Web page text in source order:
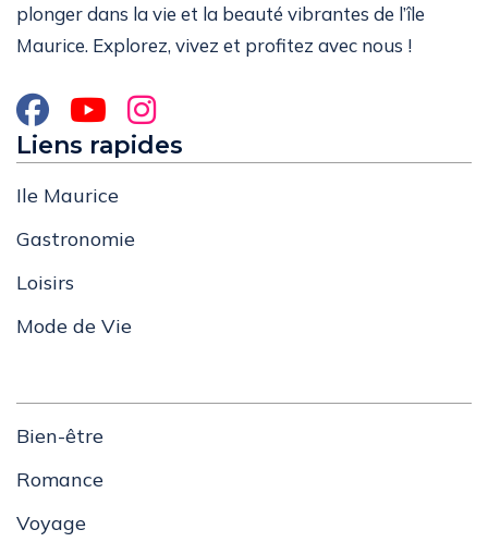
plonger dans la vie et la beauté vibrantes de l’île
Maurice. Explorez, vivez et profitez avec nous !
Liens rapides
Ile Maurice
Gastronomie
Loisirs
Mode de Vie
Bien-être
Romance
Voyage